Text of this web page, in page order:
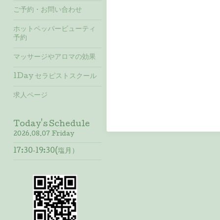
ご予約・お問い合わせ
ホットペッパービューティ
予約
マッサージやアロマの効果
1Day セラピストスクール
求人ページ
Today's Schedule
2026.08.07 Friday
17:30‐19:30(塩月）